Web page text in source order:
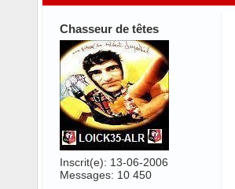
Chasseur de têtes
Inscrit(e): 13-06-2006
Messages: 10 450